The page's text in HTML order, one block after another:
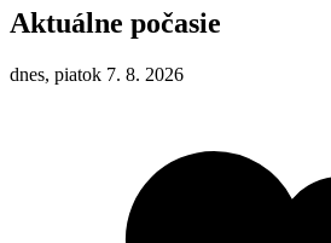
Aktuálne počasie
dnes, piatok 7. 8. 2026